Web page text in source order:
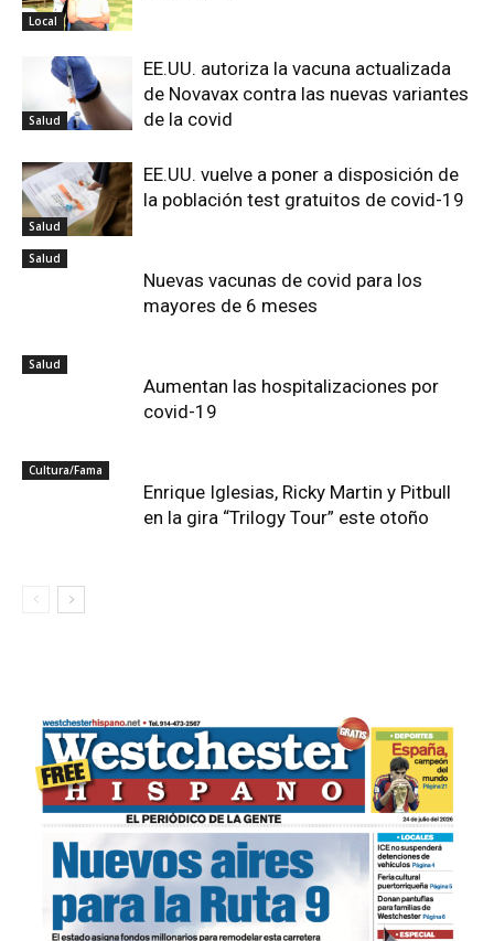
Local
Salud
EE.UU. autoriza la vacuna actualizada
de Novavax contra las nuevas variantes
de la covid
Salud
EE.UU. vuelve a poner a disposición de
la población test gratuitos de covid-19
Salud
Nuevas vacunas de covid para los
mayores de 6 meses
Salud
Aumentan las hospitalizaciones por
covid-19
Cultura/Fama
Enrique Iglesias, Ricky Martin y Pitbull
en la gira “Trilogy Tour” este otoño